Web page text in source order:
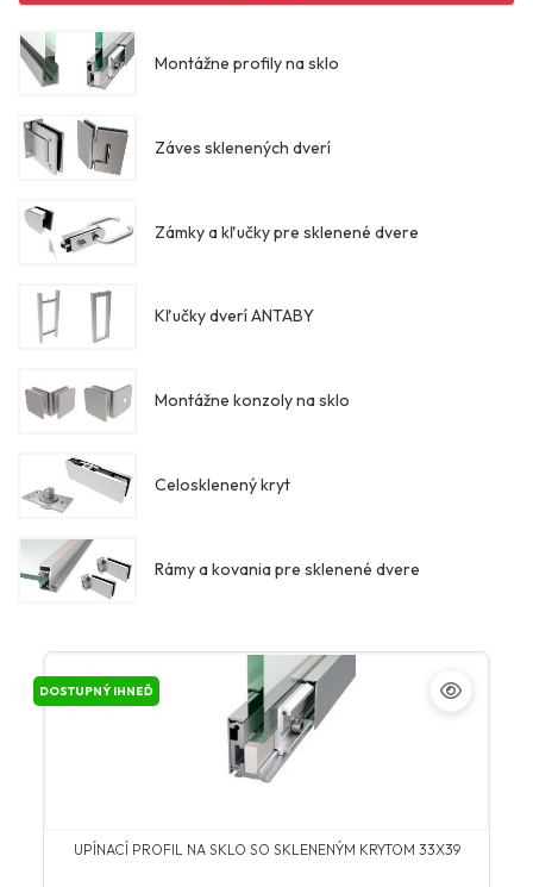
Montážne profily na sklo
Záves sklenených dverí
Zámky a kľučky pre sklenené dvere
Kľučky dverí ANTABY
Montážne konzoly na sklo
Celosklenený kryt
Rámy a kovania pre sklenené dvere
DOSTUPNÝ IHNEĎ
UPÍNACÍ PROFIL NA SKLO SO SKLENENÝM KRYTOM 33X39